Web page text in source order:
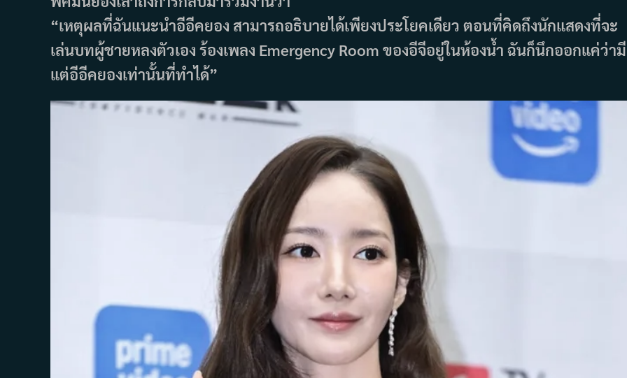
“เหตุผลที่ฉันแนะนำอีอีคยอง สามารถอธิบายได้เพียงประโยคเดียว ตอนที่คิดถึงนักแสดงที่จะ
เล่นบทผู้ชายหลงตัวเอง ร้องเพลง Emergency Room ของอีจีอยู่ในห้องน้ำ ฉันก็นึกออกแค่ว่ามี
แต่อีอีคยองเท่านั้นที่ทำได้”